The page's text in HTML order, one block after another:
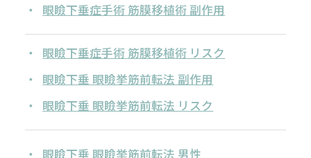
眼瞼下垂症手術 筋膜移植術 副作用
眼瞼下垂症手術 筋膜移植術 リスク
眼瞼下垂 眼瞼挙筋前転法 副作用
眼瞼下垂 眼瞼挙筋前転法 リスク
眼瞼下垂 眼瞼挙筋前転法 男性